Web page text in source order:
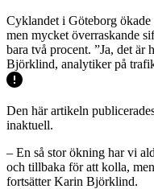
Cyklandet i Göteborg
men mycket överraskande
bara två procent. ”Ja, det
Björklind, analytiker på
Den här artikeln
inaktuell.
– En så stor ökning har vi
och tillbaka för att kolla,
fortsätter Karin Björklind.